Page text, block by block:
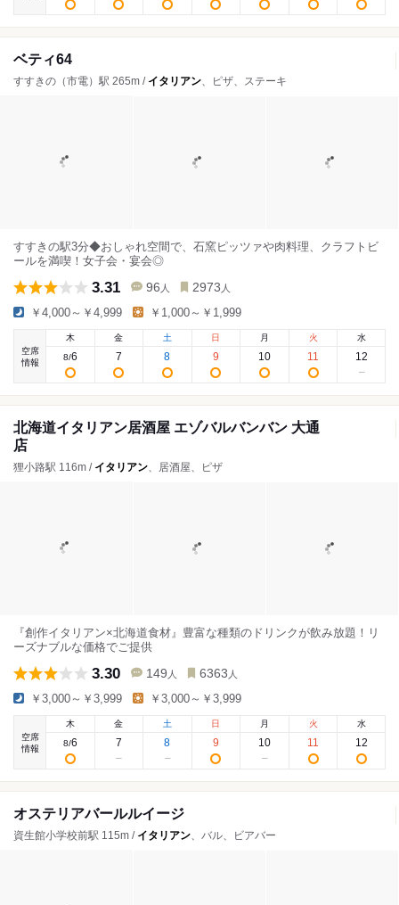
ベティ64
すすきの（市電）駅 265m / イタリアン、ピザ、ステーキ
すすきの駅3分◆おしゃれ空間で、石窯ピッツァや肉料理、クラフトビ
ールを満喫！女子会・宴会◎
3.31 96 人 2973 人
￥4,000～￥4,999 ￥1,000～￥1,999
空席
情報
木
8/6
金
7
土
8
日
9
月
10
火
11
水
12
北海道イタリアン居酒屋 エゾバルバンバン 大通
店
狸小路駅 116m / イタリアン、居酒屋、ピザ
『創作イタリアン×北海道食材』豊富な種類のドリンクが飲み放題！リ
ーズナブルな価格でご提供
3.30 149 人 6363 人
￥3,000～￥3,999 ￥3,000～￥3,999
空席
情報
木
8/6
金
7
土
8
日
9
月
10
火
11
水
12
オステリアバールルイージ
資生館小学校前駅 115m / イタリアン、バル、ビアバー